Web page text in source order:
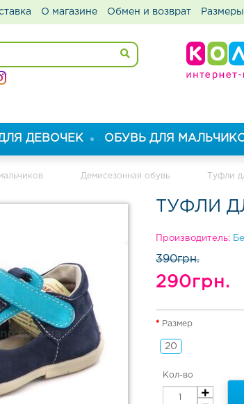
О магазине Обмен и возврат Размеры
ДЕВОЧЕК ОБУВЬ ДЛЯ
Демисезонная обувь Туфли
ТУФЛИ
Производитель:
390грн.
290грн.
Размер
20
Кол-во